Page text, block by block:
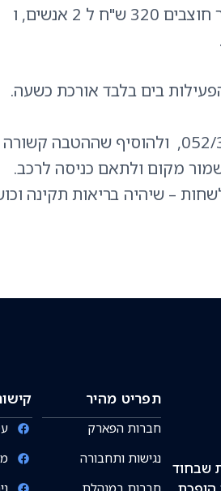
מדריך.ומחיר עבור עובדים בחברת השותפות במנהלת הר חוצבים 320 ש"ח ל 2 אנשים, ו
בים בלבד אורכת כשעה.
חשוב לתאם הגעה מראש למספר טלפון 052/3892622,
מקום ולתאם כניסה לרכב.
– שיהיה בריאות תקינה
שבחוד
תפריט מהיר
חברות הפארק
נגישות ותחבורה
חברות במנהלת